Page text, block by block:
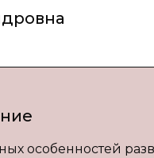
особенностей